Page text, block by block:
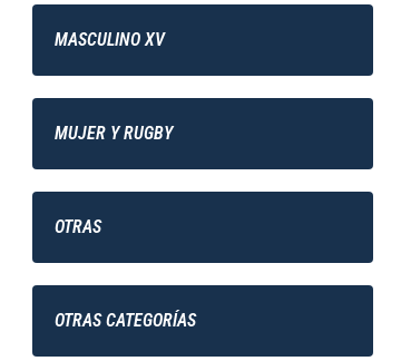
MASCULINO XV
MUJER Y RUGBY
OTRAS
OTRAS CATEGORÍAS